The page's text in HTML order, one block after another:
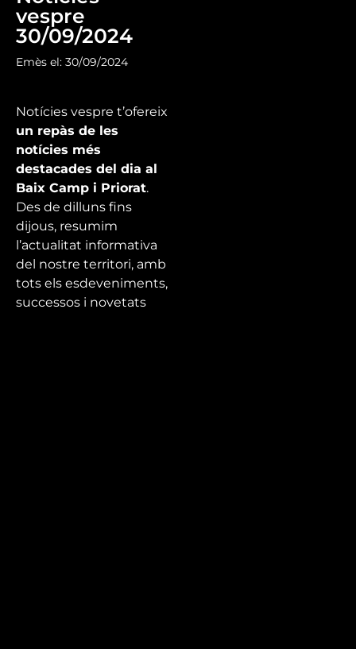
vespre
30/09/2024
Emès el: 30/09/2024
Notícies vespre t’ofereix
un repàs de les
notícies més
destacades del dia al
Baix Camp i Priorat.
Des de dilluns fins
dijous, resumim
l’actualitat informativa
del nostre territori, amb
tots els esdeveniments,
successos i novetats